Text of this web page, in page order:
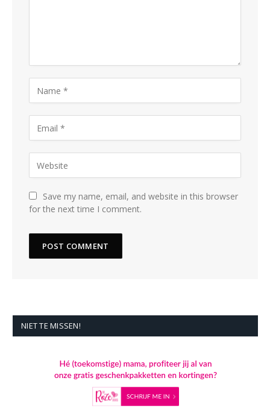
Save my name, email, and website in this browser
for the next time I comment.
NIET TE MISSEN!